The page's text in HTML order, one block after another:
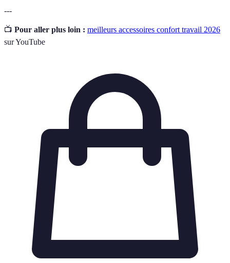
---
📺 Pour aller plus loin : meilleurs accessoires confort travail 2026
sur YouTube